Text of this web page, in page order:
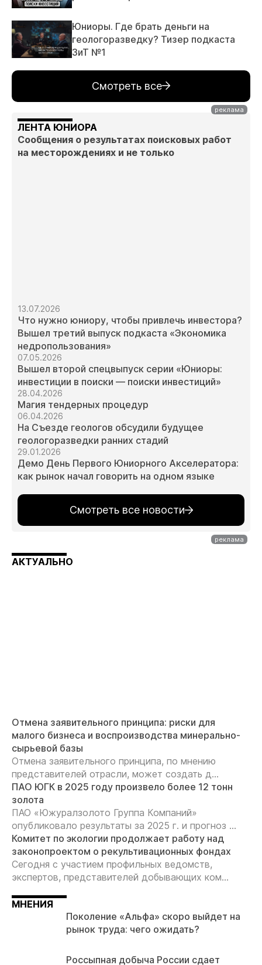
Юниоры. Где брать деньги на
геологоразведку? Тизер подкаста
ЗиТ №1
Смотреть все
ЛЕНТА ЮНИОРА
Сообщения о результатах поисковых работ
на месторождениях и не только
13.07.2026
Что нужно юниору, чтобы привлечь инвестора?
Вышел третий выпуск подкаста «Экономика
недропользования»
07.05.2026
Вышел второй спецвыпуск серии «Юниоры:
инвестиции в поиски — поиски инвестиций»
28.04.2026
Магия тендерных процедур
06.04.2026
На Съезде геологов обсудили будущее
геологоразведки ранних стадий
29.01.2026
Демо День Первого Юниорного Акселератора:
как рынок начал говорить на одном языке
Смотреть все новости
АКТУАЛЬНО
Отмена заявительного принципа: риски для
малого бизнеса и воспроизводства минерально-
сырьевой базы
Отмена заявительного принципа, по мнению
представителей отрасли, может создать д...
ПАО ЮГК в 2025 году произвело более 12 тонн
золота
ПАО «Южуралзолото Группа Компаний»
опубликовало результаты за 2025 г. и прогноз ...
Комитет по экологии продолжает работу над
законопроектом о рекультивационных фондах
Сегодня с участием профильных ведомств,
экспертов, представителей добывающих ком...
МНЕНИЯ
Поколение «Альфа» скоро выйдет на
рынок труда: чего ожидать?
Россыпная добыча России сдает